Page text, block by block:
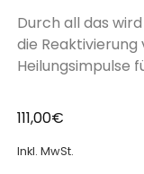
Durch all das
die
Heilungsimpulse
111,00€
Inkl. MwSt.